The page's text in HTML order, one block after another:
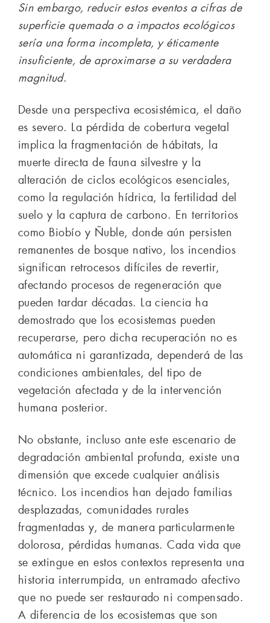
Sin embargo, reducir estos eventos a cifras de
superficie quemada o a impactos ecológicos
sería una forma incompleta, y éticamente
insuficiente, de aproximarse a su verdadera
magnitud.
Desde una perspectiva ecosistémica, el daño
es severo. La pérdida de cobertura vegetal
implica la fragmentación de hábitats, la
muerte directa de fauna silvestre y la
alteración de ciclos ecológicos esenciales,
como la regulación hídrica, la fertilidad del
suelo y la captura de carbono. En territorios
como Biobío y Ñuble, donde aún persisten
remanentes de bosque nativo, los incendios
significan retrocesos difíciles de revertir,
afectando procesos de regeneración que
pueden tardar décadas. La ciencia ha
demostrado que los ecosistemas pueden
recuperarse, pero dicha recuperación no es
automática ni garantizada, dependerá de las
condiciones ambientales, del tipo de
vegetación afectada y de la intervención
humana posterior.
No obstante, incluso ante este escenario de
degradación ambiental profunda, existe una
dimensión que excede cualquier análisis
técnico. Los incendios han dejado familias
desplazadas, comunidades rurales
fragmentadas y, de manera particularmente
dolorosa, pérdidas humanas. Cada vida que
se extingue en estos contextos representa una
historia interrumpida, un entramado afectivo
que no puede ser restaurado ni compensado.
A diferencia de los ecosistemas que son